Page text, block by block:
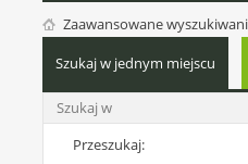
Zaawansowane
Szukaj w jednym miejscu
Szukaj w
Przeszukaj: